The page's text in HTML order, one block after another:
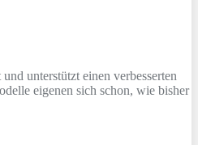
unterstützt einen verbesserten
eigenen sich schon, wie bisher